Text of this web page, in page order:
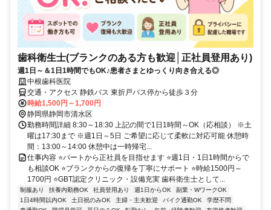
歯科衛生士(ブランクのある方も歓迎│正社員登用あり)
週1日～＆1日1時間でもOK♪患者さまとゆっくり向き合える◎
中根歯科医院
交通・アクセス 静鉄バス 東折戸バス停から徒歩３分
時給1,500円～1,700円
静岡県静岡市清水区
勤務時間詳細 8:30～18:30 上記の間で1日1時間～OK（応相談） ※土
曜は17:30まで ※週1日～5日 ご希望に応じて柔軟に対応可能 休憩時
間：13:00～14:00 休憩中は一時帰宅...
仕事内容 ⭐パートから正社員を目指せます ⭐週1日・1日1時間からで
も相談OK ⭐ブランクからの復帰を丁寧にサポート ⭐時給1500円～
1700円 ⭐GBT認定クリニック・設備充実 歯科衛生士として...
制服あり 扶養内勤務OK 社員登用あり 週1日からOK
副業・WワークOK
1日4時間以内OK
土日祝のみOK 主婦・主夫歓迎 バイク通勤OK
学歴不問